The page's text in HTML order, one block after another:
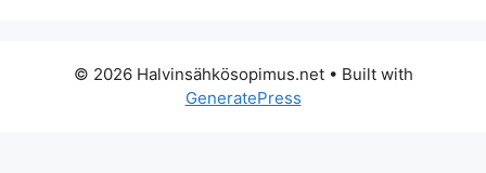
© 2026 Halvinsähkösopimus.net• Built with
GeneratePress